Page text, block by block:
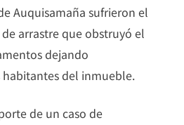
Auquisamaña sufrieron el
arrastre que obstruyó el
dejando
del inmueble.
de un caso de